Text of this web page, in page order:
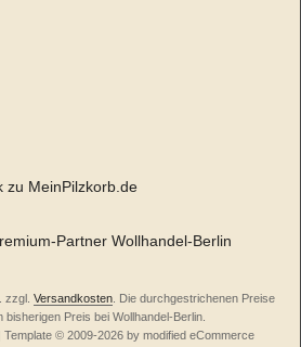
zzgl. Versandkosten. Die durchgestrichenen Preise
Preis bei Wollhandel-Berlin.
© 2009-2026 by modified eCommerce